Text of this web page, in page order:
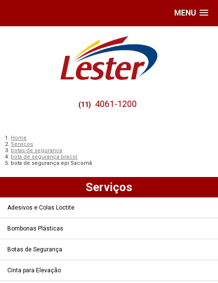
MENU
(11) 4061-1200
Home
Serviços
botas de segurança
bota de segurança bracol
bota de segurança epi Sacomã
Serviços
Adesivos e Colas Loctite
Bombonas Plásticas
Botas de Segurança
Cinta para Elevação